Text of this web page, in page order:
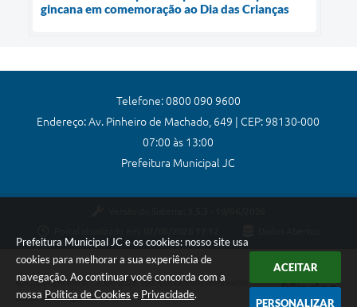
Prefeitura Municipal JC e os cookies: nosso site usa
cookies para melhorar a sua experiência de
navegação. Ao continuar você concorda com a
nossa Política de Cookies e Privacidade.
ACEITAR
PERSONALIZAR
gincana em comemoração ao Dia das Crianças
Telefone: 0800 090 9600
Endereço: Av. Pinheiro de Machado, 649 | CEP: 98130-000
07:00 às 13:00
Prefeitura Municipal JC
Copyright Instar - 2006-2026. Todos os direitos reservados -
Instar Tecnologia